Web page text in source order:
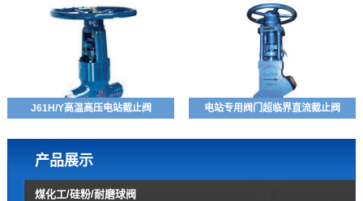
J61H/Y高温高压电站截止阀 电站专用阀门超临界直流截止阀
产品展示
煤化工/硅粉/耐磨球阀